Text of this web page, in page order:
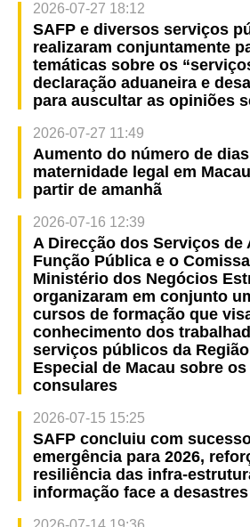
2026-07-27 18:12
SAFP e diversos serviços
realizaram conjuntamente
temáticas sobre os
declaração aduaneira e
para auscultar as opiniões
2026-07-27 11:49
Aumento do número de
maternidade legal em
partir de amanhã
2026-07-16 12:39
A Direcção dos Serviços de
Função Pública e o
Ministério dos Negócios
organizaram em conjunto
cursos de formação que
conhecimento dos
serviços públicos da
Especial de Macau sobre
consulares
2026-07-15 15:25
SAFP concluiu com
emergência para 2026,
resiliência das infra-
informação face a desastres